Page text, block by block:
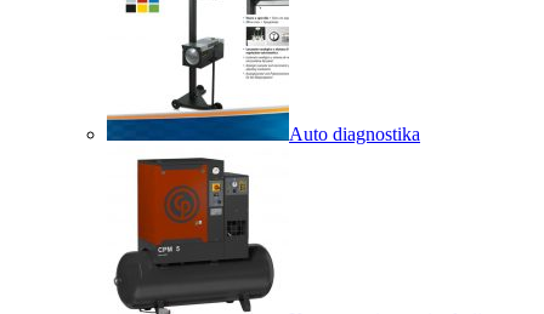
Auto diagnostika